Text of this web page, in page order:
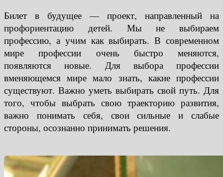
Билет в будущее — проект, направленный на
профориентацию детей. Мы не выбираем
профессию, а учим как выбирать. В современном
мире профессии очень быстро меняются,
появляются новые. Для выбора профессии
вменяющемся мире мало знать, какие профессии
существуют. Важно уметь выбирать свой путь. Для
того, чтобы выбрать свою траекторию развития,
важно понимать себя, свои сильные и слабые
стороны, осознанно принимать решения.